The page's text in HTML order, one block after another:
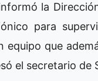
la
para
equipo que
el secretario